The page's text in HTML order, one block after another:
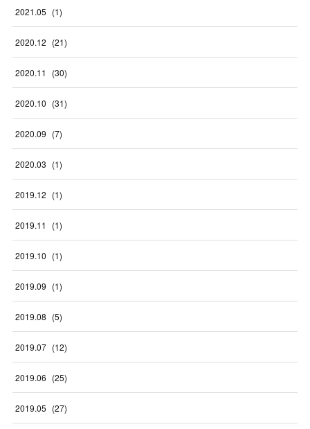
2021.05 (1)
2020.12 (21)
2020.11 (30)
2020.10 (31)
2020.09 (7)
2020.03 (1)
2019.12 (1)
2019.11 (1)
2019.10 (1)
2019.09 (1)
2019.08 (5)
2019.07 (12)
2019.06 (25)
2019.05 (27)